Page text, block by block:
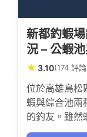
新都釣蝦
況 – 公蝦
★ 3.10(174 評
位於高雄鳥松
蝦與綜合池兩
的釣友。雖然
釣客嘗試多